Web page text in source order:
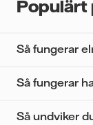
Populärt
Så fungerar
Så fungerar
Så undviker